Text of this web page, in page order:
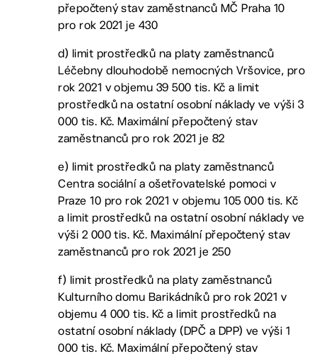
přepočtený stav zaměstnanců MČ Praha 10
pro rok 2021 je 430
d) limit prostředků na platy zaměstnanců
Léčebny dlouhodobě nemocných Vršovice, pro
rok 2021 v objemu 39 500 tis. Kč a limit
prostředků na ostatní osobní náklady ve výši 3
000 tis. Kč. Maximální přepočtený stav
zaměstnanců pro rok 2021 je 82
e) limit prostředků na platy zaměstnanců
Centra sociální a ošetřovatelské pomoci v
Praze 10 pro rok 2021 v objemu 105 000 tis. Kč
a limit prostředků na ostatní osobní náklady ve
výši 2 000 tis. Kč. Maximální přepočtený stav
zaměstnanců pro rok 2021 je 250
f) limit prostředků na platy zaměstnanců
Kulturního domu Barikádníků pro rok 2021 v
objemu 4 000 tis. Kč a limit prostředků na
ostatní osobní náklady (DPČ a DPP) ve výši 1
000 tis. Kč. Maximální přepočtený stav